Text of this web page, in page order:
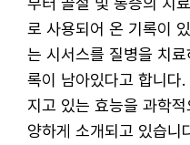
로 사용되어 온 기록이
는 시서스를 질병을 치
록이 남아있다고 합니다
지고 있는 효능을 과학
양하게 소개되고 있습니